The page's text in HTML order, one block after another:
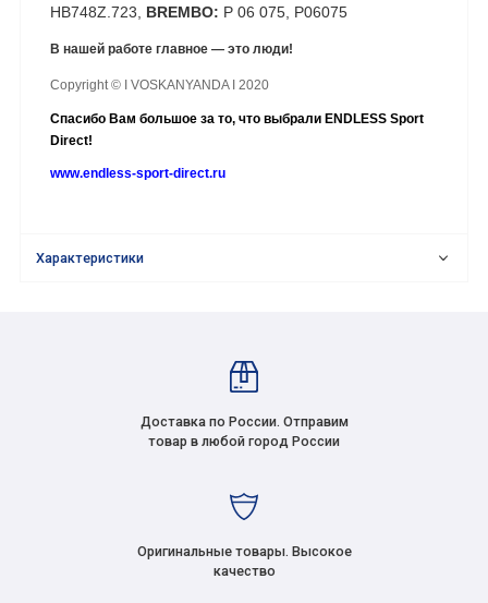
HB748Z.723,
BREMBO: P 06 075, P06075
В нашей работе главное — это люди!
Copyright © I VOSKANYANDA I 2020
Спасибо Вам большое за то, что выбрали ENDLESS Sport
Direct!
www.endless-sport-direct.ru
Характеристики
Доставка по России. Отправим
товар в любой город России
Оригинальные товары. Высокое
качество